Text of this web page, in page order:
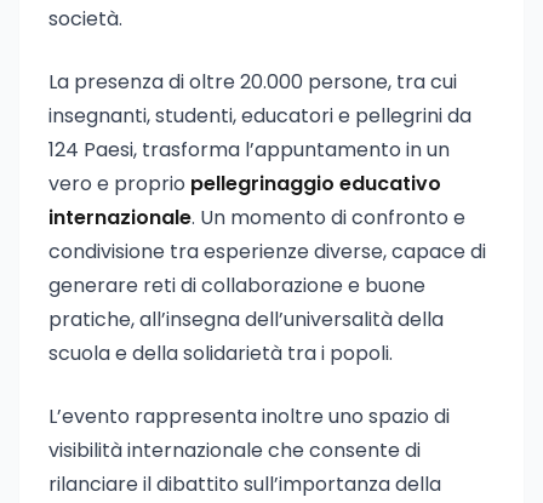
società.
La presenza di oltre 20.000 persone, tra cui
insegnanti, studenti, educatori e pellegrini da
124 Paesi, trasforma l’appuntamento in un
vero e proprio pellegrinaggio educativo
internazionale. Un momento di confronto e
condivisione tra esperienze diverse, capace di
generare reti di collaborazione e buone
pratiche, all’insegna dell’universalità della
scuola e della solidarietà tra i popoli.
L’evento rappresenta inoltre uno spazio di
visibilità internazionale che consente di
rilanciare il dibattito sull’importanza della